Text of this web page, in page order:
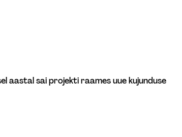
aastal sai projekti raames uue kujunduse